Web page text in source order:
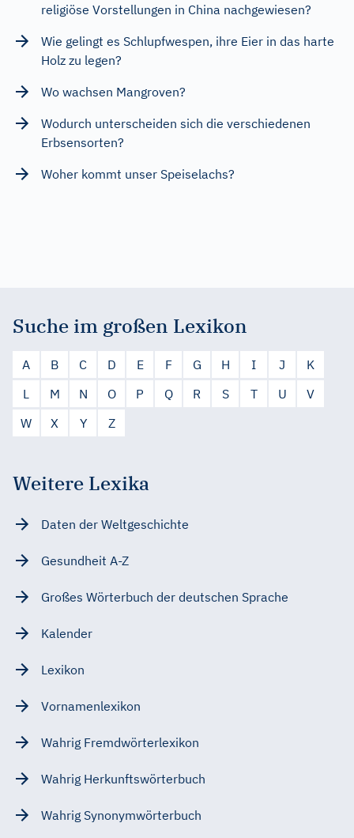
religiöse Vorstellungen in China nachgewiesen?
Wie gelingt es Schlupfwespen, ihre Eier in das harte
Holz zu legen?
Wo wachsen Mangroven?
Wodurch unterscheiden sich die verschiedenen
Erbsensorten?
Woher kommt unser Speiselachs?
Suche im großen Lexikon
A B C D E F G H I J
K
L
M N O P Q R S T U
V
W
X Y Z
Weitere Lexika
Daten der Weltgeschichte
Gesundheit A-Z
Großes Wörterbuch der deutschen Sprache
Kalender
Lexikon
Vornamenlexikon
Wahrig Fremdwörterlexikon
Wahrig Herkunftswörterbuch
Wahrig Synonymwörterbuch